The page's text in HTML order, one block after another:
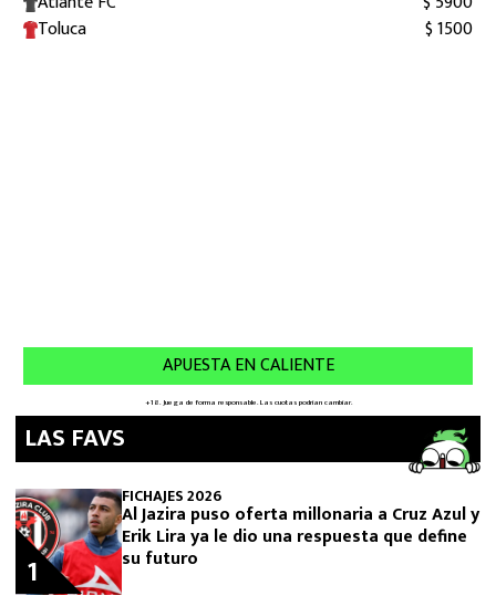
LAS FAVS
FICHAJES 2026
Al Jazira puso oferta millonaria a Cruz Azul y
Erik Lira ya le dio una respuesta que define
su futuro
1